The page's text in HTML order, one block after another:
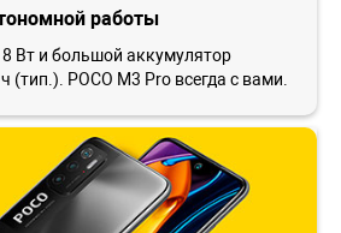
работы
Вт и большой аккумулятор
POCO M3 Pro всегда с вами.